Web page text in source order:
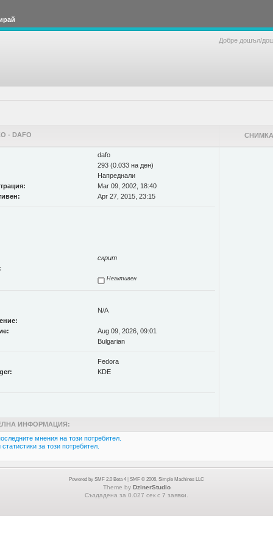
Добре дошъл/
- DAFO
dafo
293 (0.033 на ден)
Напреднали
Mar 09, 2002, 18:40
Apr 27, 2015, 23:15
скрит
Неактивен
N/A
Aug 09, 2026, 09:01
Bulgarian
Fedora
KDE
ИНФОРМАЦИЯ:
мнения на този потребител.
за този потребител.
Powered by SMF 2.0 Beta 4 SMF © 2006, Simple Machines LLC
Theme by DzinerStudio
Създадена за 0.027 сек с 7 заявки.